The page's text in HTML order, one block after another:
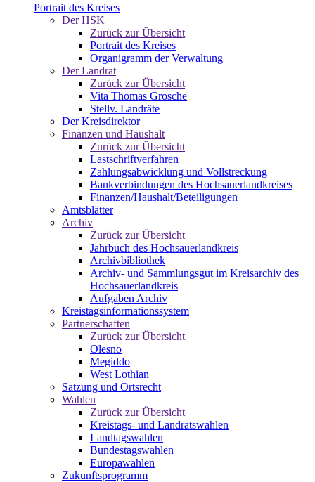
Portrait des Kreises
Der HSK
Zurück zur Übersicht
Portrait des Kreises
Organigramm der Verwaltung
Der Landrat
Zurück zur Übersicht
Vita Thomas Grosche
Stellv. Landräte
Der Kreisdirektor
Finanzen und Haushalt
Zurück zur Übersicht
Lastschriftverfahren
Zahlungsabwicklung und Vollstreckung
Bankverbindungen des Hochsauerlandkreises
Finanzen/Haushalt/Beteiligungen
Amtsblätter
Archiv
Zurück zur Übersicht
Jahrbuch des Hochsauerlandkreis
Archivbibliothek
Archiv- und Sammlungsgut im Kreisarchiv des
Hochsauerlandkreis
Aufgaben Archiv
Kreistagsinformationssystem
Partnerschaften
Zurück zur Übersicht
Olesno
Megiddo
West Lothian
Satzung und Ortsrecht
Wahlen
Zurück zur Übersicht
Kreistags- und Landratswahlen
Landtagswahlen
Bundestagswahlen
Europawahlen
Zukunftsprogramm